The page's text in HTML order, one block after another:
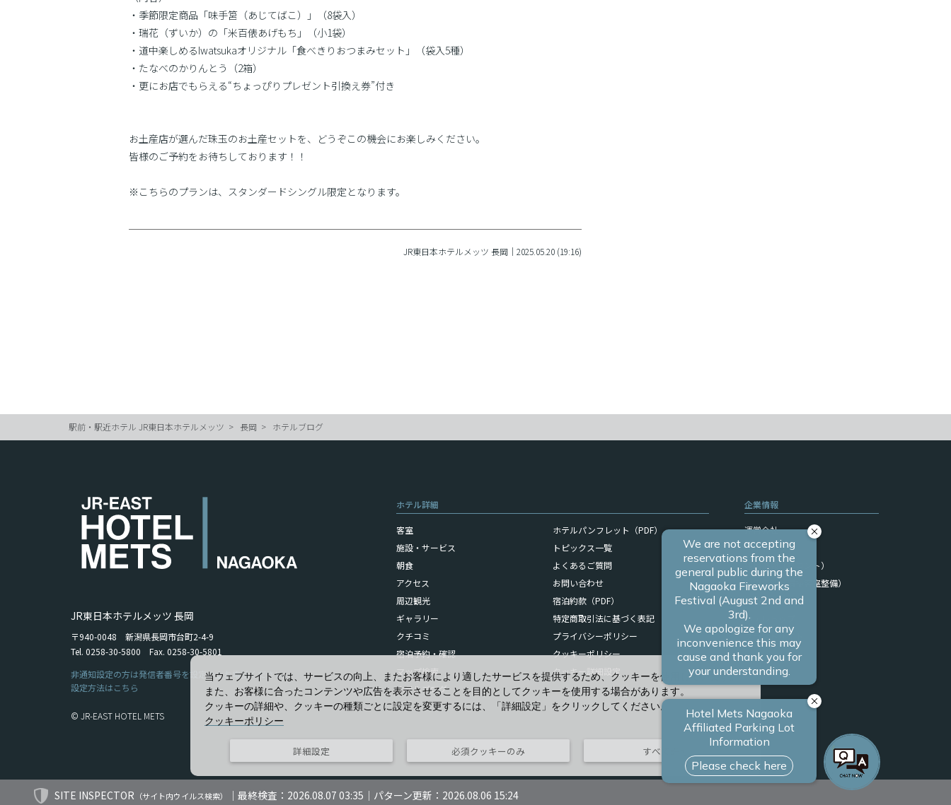
・季節限定商品「味手筥（あじてばこ）」（8袋入）
・瑞花（ずいか）の「米百俵あげもち」（小1袋）
・道中楽しめるIwatsukaオリジナル「食べきりおつまみセット」（袋入5種）
・たなべのかりんとう（2箱）
・更にお店でもらえる“ちょっぴりプレゼント引換え券”付き
お土産店が選んだ珠玉のお土産セットを、どうぞこの機会にお楽しみください。
皆様のご予約をお待ちしております！！
※こちらのプランは、スタンダードシングル限定となります。
JR東日本ホテルメッツ 長岡｜2025.05.20 (19:16)
駅前・駅近ホテル JR東日本ホテルメッツ 長岡 ホテルブログ
ホテル詳細
客室
施設・サービス
朝食
アクセス
周辺観光
ギャラリー
クチコミ
宿泊予約・確認
マップ検索
ホテルブログ
ホテルパンフレット（PDF）
トピックス一覧
よくあるご質問
お問い合わせ
宿泊約款（PDF）
特定商取引法に基づく表記
プライバシーポリシー
クッキーポリシー
クッキー詳細設定
企業情報
運営会社
サイトマップ
採用情報（フロント）
採用情報（清掃客室整備）
関連リンク
ホテルトップ
ブランドサイト
JR東日本ホテルメッツ 長岡
〒940-0048 新潟県長岡市台町2-4-9
Tel. 0258-30-5800 Fax. 0258-30-5801
非通知設定の方は発信者番号を設定の上お電話ください。
設定方法はこちら
© JR-EAST HOTEL METS
SITE INSPECTOR （サイト内ウイルス検索） ｜最終検査：2026.08.07 03:35 ｜パターン更新：2026.08.06 15:24
当ウェブサイトでは、サービスの向上、またお客様により適したサービスを提供するため、クッキーを使用しています。
また、お客様に合ったコンテンツや広告を表示させることを目的としてクッキーを使用する場合があります。
クッキーの詳細や、クッキーの種類ごとに設定を変更するには、「詳細設定」をクリックしてください。
クッキーポリシー
すべて許可
必須クッキーのみ
詳細設定